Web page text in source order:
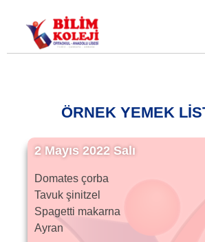
Bilim Koleji
ÖRNEK YEMEK
2 Mayıs 2022 Salı
Domates çorba
Tavuk şinitzel
Spagetti makarna
Ayran